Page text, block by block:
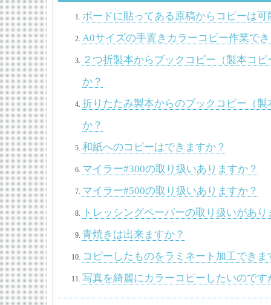
ボードに貼ってある原稿からコピーは可
A0サイズの手置きカラーコピー作業で
２つ折製本からブックコピー（製本コ
か？
折りたたみ製本からのブックコピー（
か？
和紙へのコピーはできますか？
マイラー#300の取り扱いありますか？
マイラー#500の取り扱いありますか？
トレッシングペーパーの取り扱いがあり
青焼きは出来ますか？
コピーしたものをラミネート加工できま
写真を綺麗にカラーコピーしたいのです